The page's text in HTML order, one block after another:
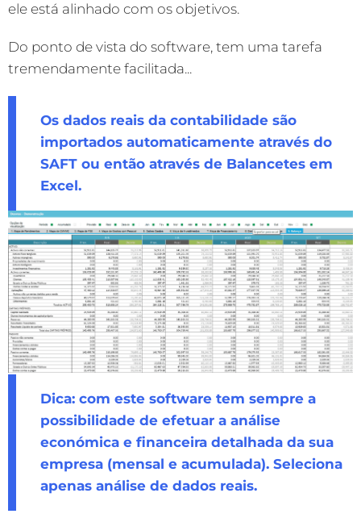
ele está alinhado com os objetivos.
Do ponto de vista do software, tem uma tarefa
tremendamente facilitada...
Os dados reais da contabilidade são
importados automaticamente através do
SAFT ou então através de Balancetes em
Excel.
Dica: com este software tem sempre a
possibilidade de efetuar a análise
económica e financeira detalhada da sua
empresa (mensal e acumulada). Seleciona
apenas análise de dados reais.